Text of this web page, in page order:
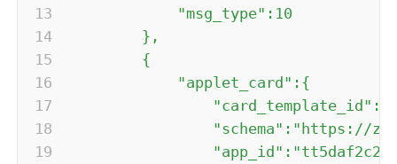
            "msg_type":10
        },
        {
            "applet_card":{
"schema":"https://